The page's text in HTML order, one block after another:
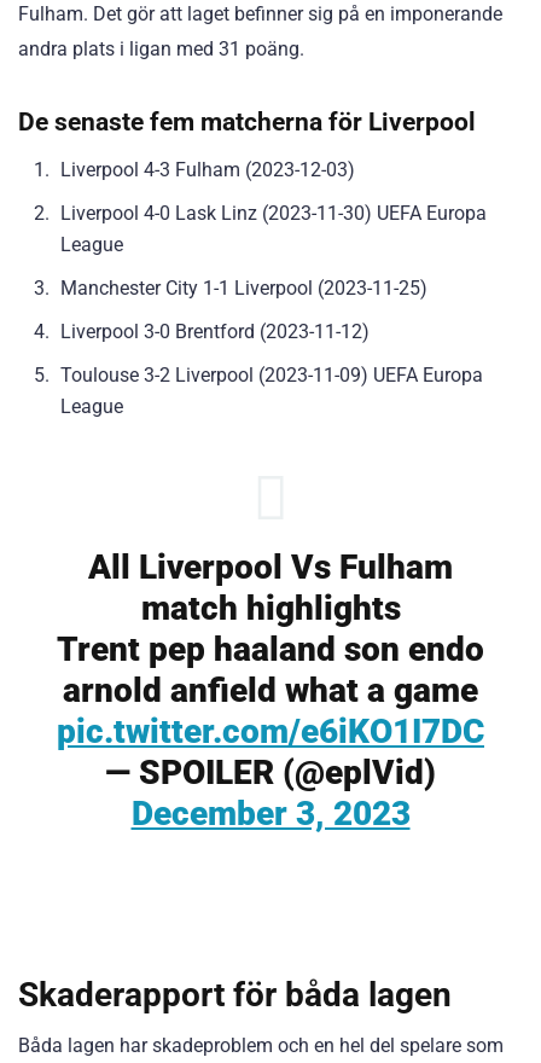
Fulham. Det gör att laget befinner sig på en imponerande
andra plats i ligan med 31 poäng.
De senaste fem matcherna för Liverpool
Liverpool 4-3 Fulham (2023-12-03)
Liverpool 4-0 Lask Linz (2023-11-30) UEFA Europa
League
Manchester City 1-1 Liverpool (2023-11-25)
Liverpool 3-0 Brentford (2023-11-12)
Toulouse 3-2 Liverpool (2023-11-09) UEFA Europa
League
All Liverpool Vs Fulham
match highlights
Trent pep haaland son endo
arnold anfield what a game
pic.twitter.com/e6iKO1I7DC
— SPOILER (@eplVid)
December 3, 2023
Skaderapport för båda lagen
Båda lagen har skadeproblem och en hel del spelare som